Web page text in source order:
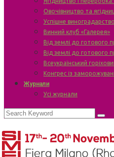
Овочівництво та
Успішне
Винний клуб «Галерея»
Від землі до готового
Від землі до готового
Всеукраїнський
Конгрес із
Журнали
Усі журнали